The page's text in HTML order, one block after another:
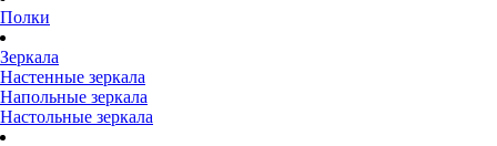
Полки
Зеркала
Настенные зеркала
Напольные зеркала
Настольные зеркала